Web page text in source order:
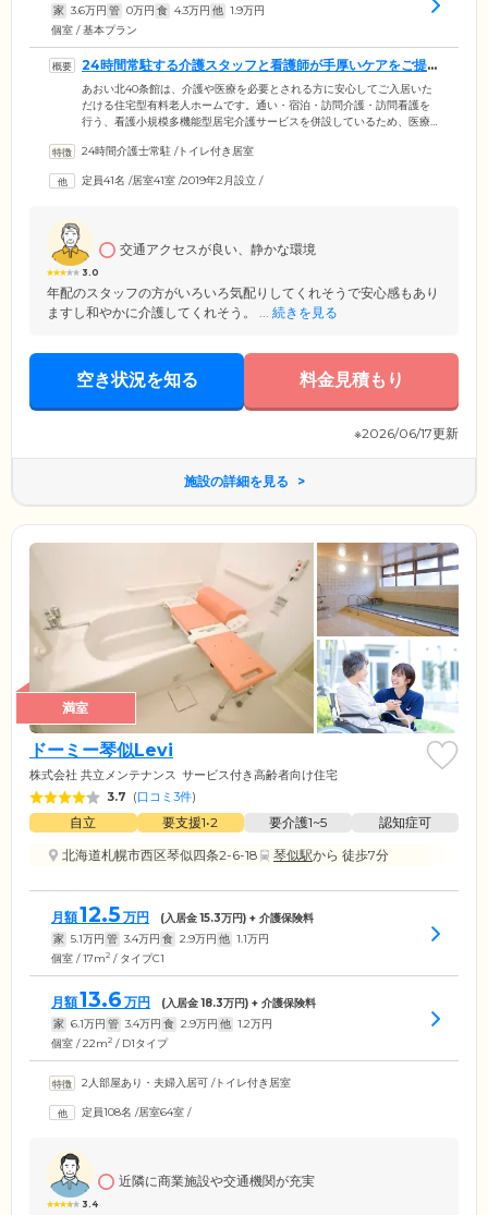
家 3.6万円 管 0万円 食 4.3万円 他 1.9万円
個室 / 基本プラン
24時間常駐する介護スタッフと看護師が手厚いケアをご提
供いたします
あおい北40条館は、介護や医療を必要とされる方に安心してご入居いた
だける住宅型有料老人ホームです。通い・宿泊・訪問介護・訪問看護を
行う、看護小規模多機能型居宅介護サービスを併設しているため、医療
もと、療養生活を手厚くサポートいたします。また訪問看護事業所「住
身体介護や家事支援などの介護サービスをご提供。看護師とヘルパーが
24時間介護士常駐 /トイレ付き居室
定員41名 /居室41室 /2019年2月設立 /
3.0
交通アクセスが良い、静かな環境
年配のスタッフの方がいろいろ気配りしてくれそうで安心感もあり
ますし和やかに介護してくれそう。 ... 続きを見る
空き状況を知る 料金見積もり
※2026/06/17更新
施設の詳細を見る
満室
ドーミー琴似Levi
株式会社 共立メンテナンス サービス付き高齢者向け住宅
3.7 (口コミ3件)
自立 要支援1•2 要介護1~5
認知症可
北海道札幌市西区琴似四条2-6-18
琴似駅から 徒歩7分
月額12.5 万円 (入居金15.3万円) + 介護保険料
家 5.1万円 管 3.4万円 食 2.9万円 他 1.1万円
個室 / 17m2 / タイプC1
月額13.6 万円 (入居金18.3万円) + 介護保険料
家 6.1万円 管 3.4万円 食 2.9万円 他 1.2万円
個室 / 22m2 / D1タイプ
2人部屋あり・夫婦入居可 /トイレ付き居室
定員108名 /居室64室 /
3.4
近隣に商業施設や交通機関が充実